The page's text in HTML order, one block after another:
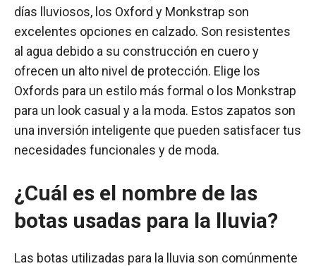
días lluviosos, los Oxford y Monkstrap son
excelentes opciones en calzado. Son resistentes
al agua debido a su construcción en cuero y
ofrecen un alto nivel de protección. Elige los
Oxfords para un estilo más formal o los Monkstrap
para un look casual y a la moda. Estos zapatos son
una inversión inteligente que pueden satisfacer tus
necesidades funcionales y de moda.
¿Cuál es el nombre de las
botas usadas para la lluvia?
Las botas utilizadas para la lluvia son comúnmente